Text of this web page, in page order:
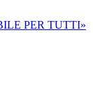
PER TUTTI»